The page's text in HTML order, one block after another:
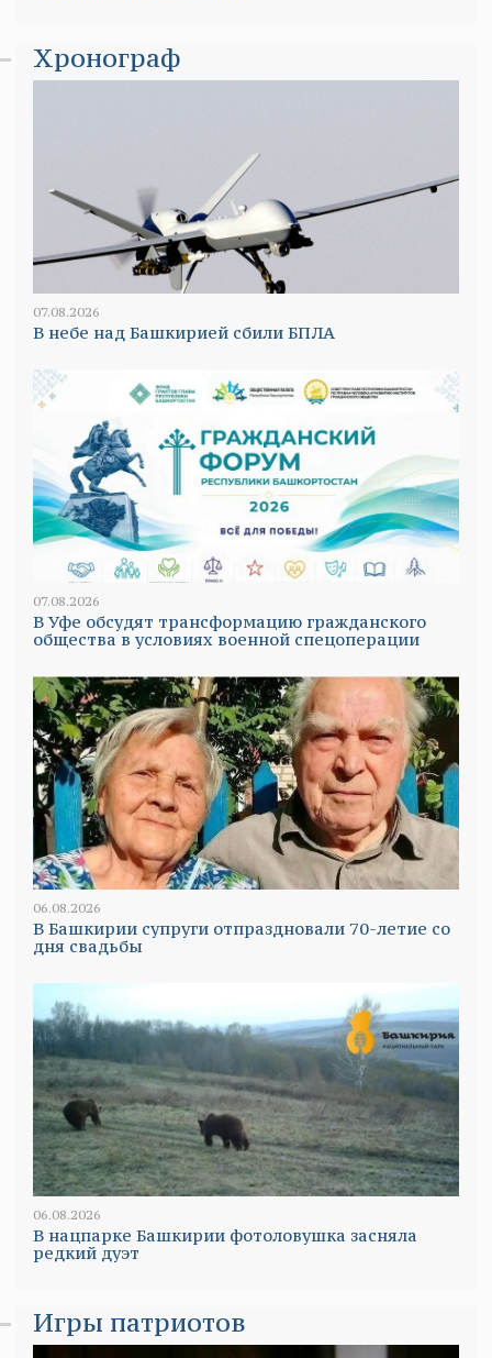
Хронограф
07.08.2026
В небе над Башкирией сбили БПЛА
07.08.2026
В Уфе обсудят трансформацию гражданского
общества в условиях военной спецоперации
06.08.2026
В Башкирии супруги отпраздновали 70-летие со
дня свадьбы
06.08.2026
В нацпарке Башкирии фотоловушка засняла
редкий дуэт
Игры патриотов